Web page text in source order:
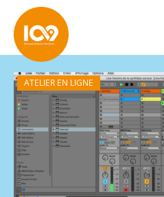
ATELIER EN LIGNE